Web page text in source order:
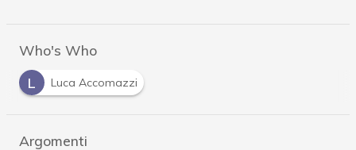
Who's Who
L
Luca Accomazzi
Argomenti